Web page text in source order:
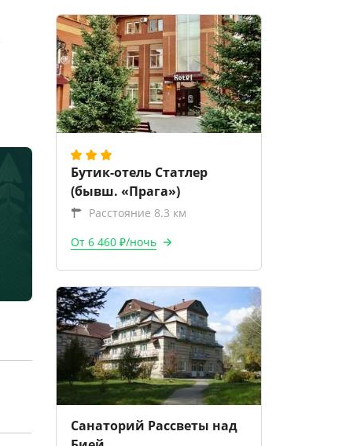
Бутик-отель Статлер
(бывш. «Прага»)
Расстояние 8.3 км
От 6 460 ₽/ночь
Санаторий Рассветы над